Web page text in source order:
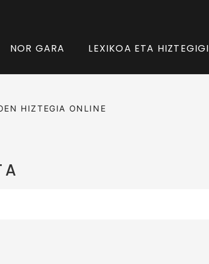
NOR GARA LEXIKOA ETA
HIZTEGIA ONLINE